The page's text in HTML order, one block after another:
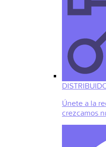
Únete a la
crezcamos